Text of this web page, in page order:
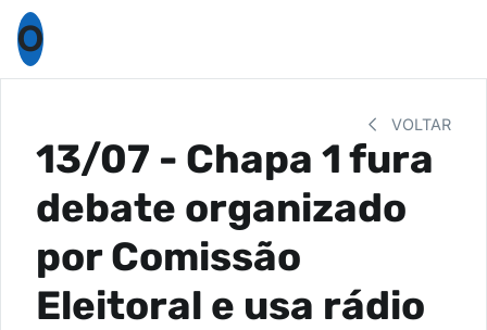
O
VOLTAR
13/07 - Chapa 1 fura
debate organizado
por Comissão
Eleitoral e usa rádio